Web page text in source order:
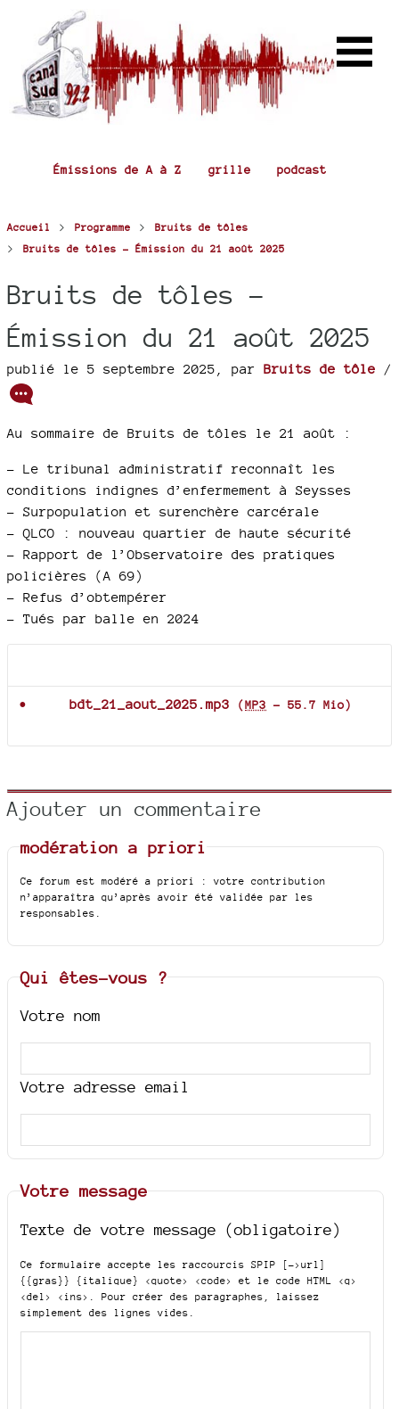
Émissions de A à Z grille podcast
Accueil > Programme > Bruits de tôles
> Bruits de tôles - Émission du 21 août 2025
Bruits de tôles -
Émission du 21 août 2025
publié le 5 septembre 2025 par Bruits de tôle /
Au sommaire de Bruits de tôles le 21 août :
– Le tribunal administratif reconnaît les
conditions indignes d’enfermement à Seysses
– Surpopulation et surenchère carcérale
– QLCO : nouveau quartier de haute sécurité
– Rapport de l’Observatoire des pratiques
policières (A 69)
– Refus d’obtempérer
– Tués par balle en 2024
bdt_21_aout_2025.mp3 (MP3 - 55.7 Mio)
Ajouter un commentaire
modération a priori
Ce forum est modéré a priori : votre contribution
n’apparaîtra qu’après avoir été validée par les
responsables.
Qui êtes-vous ?
Votre nom
Votre adresse email
Votre message
Texte de votre message (obligatoire)
Ce formulaire accepte les raccourcis SPIP
[->url]
{{gras}} {italique} <quote> <code>
et le code HTML <q>
<del> <ins>
. Pour créer des paragraphes, laissez
simplement des lignes vides.